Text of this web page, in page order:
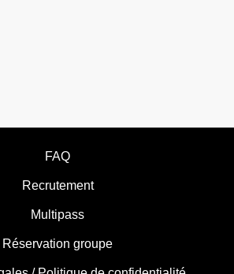
FAQ
Recrutement
Multipass
Réservation groupe